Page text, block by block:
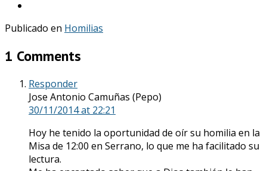
Publicado en Homilias
1 Comments
Responder
Jose Antonio Camuñas (Pepo)
30/11/2014at 22:21
Hoy he tenido la oportunidad de oír su homilia en la
Misa de 12:00 en Serrano, lo que me ha facilitado su
lectura.